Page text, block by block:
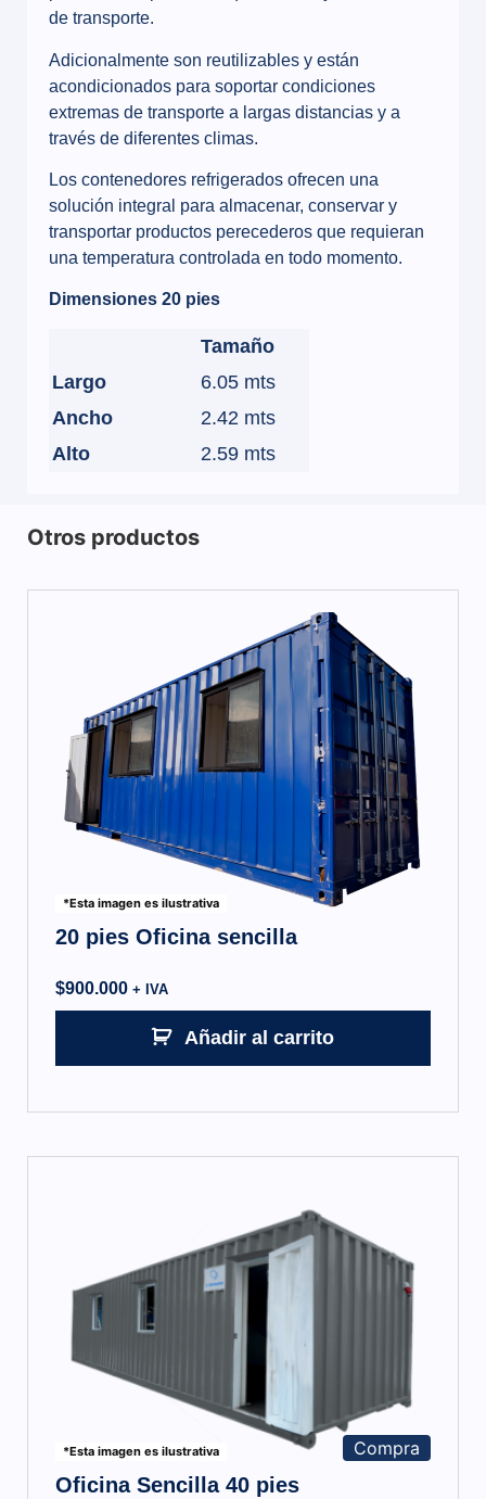
de transporte.
Adicionalmente son reutilizables y están
acondicionados para soportar condiciones
extremas de transporte a largas distancias y a
través de diferentes climas.
Los contenedores refrigerados ofrecen una
solución integral para almacenar, conservar y
transportar productos perecederos que requieran
una temperatura controlada en todo momento.
Dimensiones 20 pies
Tamaño
Largo
6.05 mts
Ancho
2.42 mts
Alto
2.59 mts
Otros productos
*Esta imagen es ilustrativa
20 pies Oficina sencilla
$900.000 + IVA
Añadir al carrito
*Esta imagen es ilustrativa Compra
Oficina Sencilla 40 pies